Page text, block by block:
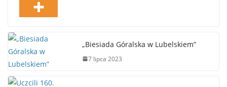
„Biesiada Góralska w Lubelskiem”
7 lipca 2023